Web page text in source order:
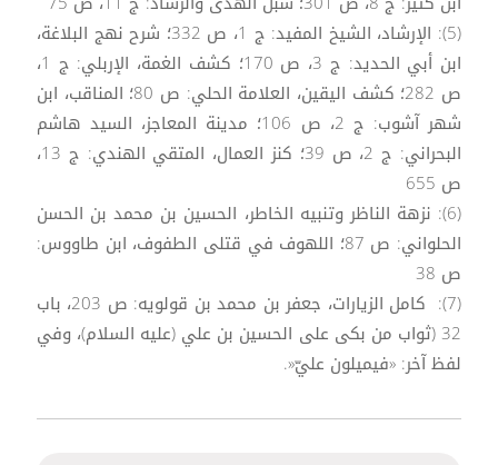
(5): الإرشاد، الشيخ المفيد: ج 1، ص 332؛ شرح نهج البلاغة،
ابن أبي الحديد: ج 3، ص 170؛ كشف الغمة، الإربلي: ج 1،
ص 282؛ كشف اليقين، العلامة الحلي: ص 80؛ المناقب، ابن
شهر آشوب: ج 2، ص 106؛ مدينة المعاجز، السيد هاشم
البحراني: ج 2، ص 39؛ كنز العمال، المتقي الهندي: ج 13،
ص 655
(6): نزهة الناظر وتنبيه الخاطر، الحسين بن محمد بن الحسن
الحلواني: ص 87؛ اللهوف في قتلى الطفوف، ابن طاووس:
ص 38
(7): كامل الزيارات، جعفر بن محمد بن قولويه: ص 203، باب
32 (ثواب من بكى على الحسين بن علي (عليه السلام)، وفي
لفظ آخر: «فيميلون عليّ«.